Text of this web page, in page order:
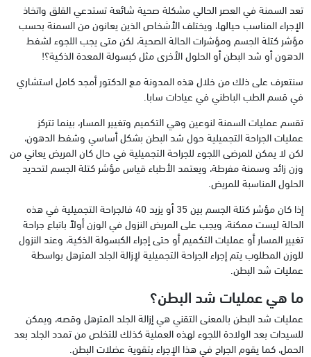
تعد السمنة في العصر الحالي مشكلة صحية شائعة تستدعي القلق واتخاذ
الإجراء المناسب حيالها، ويختلف الأشخاص الذين يعانون من السمنة بحسب
مؤشر كتلة الجسم ومؤشرات الحالة الصحية، لكن متى يجب اللجوء لشفط
الدهون أو شد البطن أو الحلول الأخرى مثل كبسولة المعدة الذكية؟!
سنتعرف على ذلك من خلال هذه المدونة مع الدكتور أمجد كامل استشاري
في قسم الطب الباطني في عيادات سابا.
تقسم عمليات السمنة لنوعين وهي التكميم وتغيير المسار، بينما تتركز
عمليات الجراحة التجميلية حول شد البطن بشكل أساسي وشفط الدهون،
لكن لا يمكن للمرضى اللجوء للجراحة التجميلية في حال كان المريض يعاني من
وزن زائد وسمنة مفرطة، ويعتمد الأطباء قياس مؤشر كتلة الجسم لتحديد
الحلول المناسبة للمريض.
إذا كان مؤشر كتلة الجسم بين 35 أو يزيد 40 فالجراحة التجميلية في هذه
الحالة ليست ممكنة، ويجب على المريض النزول في الوزن أولاً باتباع جراحة
تغيير المسار أو عمليات التكميم أو حتى إجراء الكبسولة الذكية، وعند النزول
للوزن المطلوب يتم إجراء الجراحة التجميلية لإزالة الجلد المترهل بواسطة
عمليات شد البطن.
ما هي عمليات شد البطن؟
عمليات شد البطن بالمعنى التقني هي إزالة الجلد المترهل وقصه، ويمكن
للسيدات بعد الولادة اللجوء لهذه العملية كذلك للتخلص من تمدد الجلد بعد
الحمل، كما يقوم الجراح في هذا الإجراء بتقوية عضلات البطن.